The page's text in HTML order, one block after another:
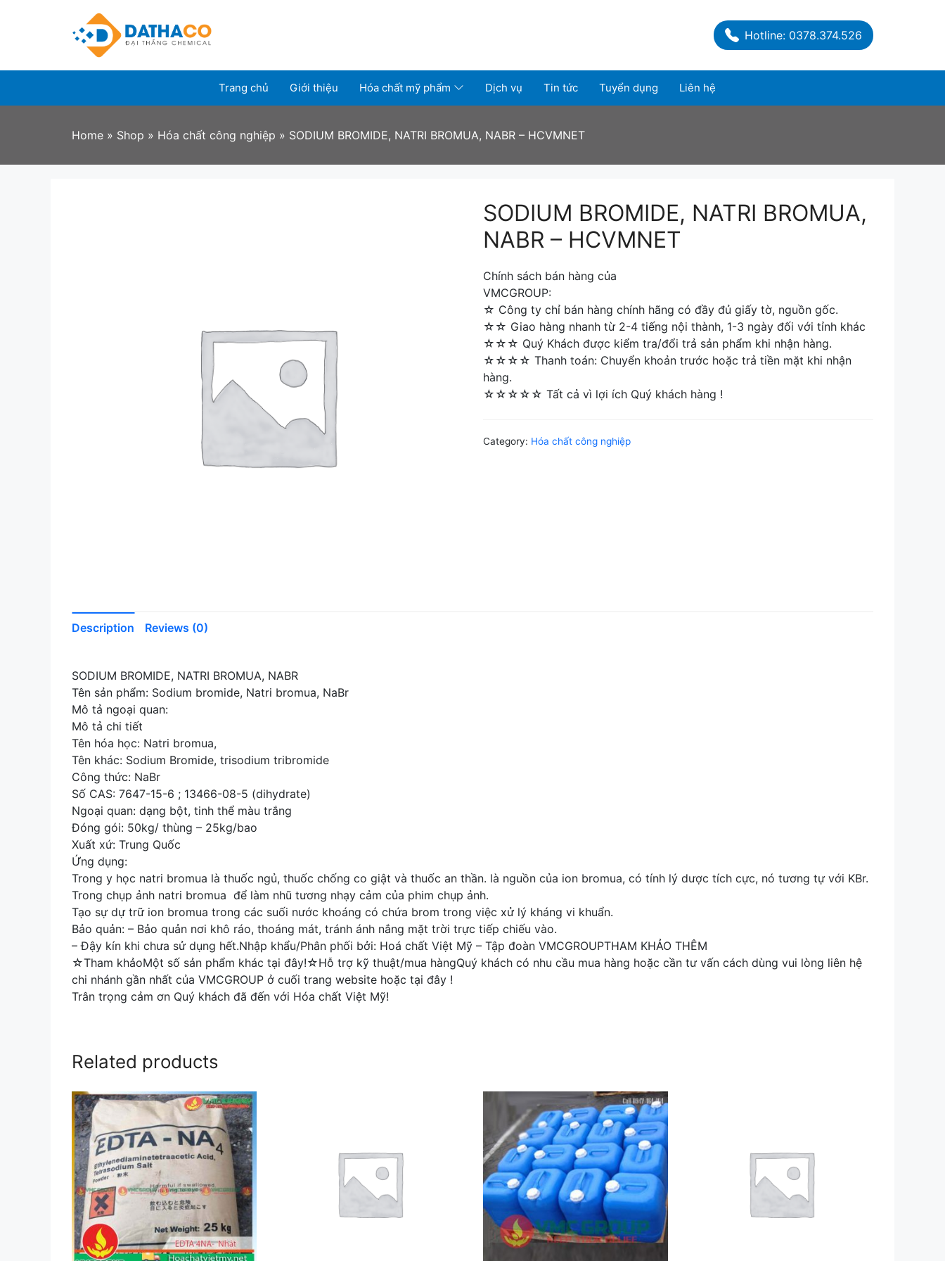
Hotline: 0378.374.526
Trang chủ Giới thiệu Hóa chất mỹ phẩm Dịch vụ Tin tức Tuyển dụng Liên hệ
Home » Shop » Hóa chất công nghiệp » SODIUM BROMIDE, NATRI BROMUA, NABR – HCVMNET
SODIUM BROMIDE, NATRI BROMUA,
NABR – HCVMNET
Chính sách bán hàng của
VMCGROUP:
☆ Công ty chỉ bán hàng chính hãng có đầy đủ giấy tờ, nguồn gốc.
☆☆ Giao hàng nhanh từ 2-4 tiếng nội thành, 1-3 ngày đối với tỉnh khác
☆☆☆ Quý Khách được kiểm tra/đổi trả sản phẩm khi nhận hàng.
☆☆☆☆ Thanh toán: Chuyển khoản trước hoặc trả tiền mặt khi nhận
hàng.
☆☆☆☆☆ Tất cả vì lợi ích Quý khách hàng !
Category: Hóa chất công nghiệp
Description Reviews (0)
SODIUM BROMIDE, NATRI BROMUA, NABR
Tên sản phẩm: Sodium bromide, Natri bromua, NaBr
Mô tả ngoại quan:
Mô tả chi tiết
Tên hóa học: Natri bromua,
Tên khác: Sodium Bromide, trisodium tribromide
Công thức: NaBr
Số CAS: 7647-15-6 ; 13466-08-5 (dihydrate)
Ngoại quan: dạng bột, tinh thể màu trắng
Đóng gói: 50kg/ thùng – 25kg/bao
Xuất xứ: Trung Quốc
Ứng dụng:
Trong y học natri bromua là thuốc ngủ, thuốc chống co giật và thuốc an thần. là nguồn của ion bromua, có tính lý dược tích cực, nó tương tự với KBr.
Trong chụp ảnh natri bromua để làm nhũ tương nhạy cảm của phim chụp ảnh.
Tạo sự dự trữ ion bromua trong các suối nước khoáng có chứa brom trong việc xử lý kháng vi khuẩn.
Bảo quản: – Bảo quản nơi khô ráo, thoáng mát, tránh ánh nắng mặt trời trực tiếp chiếu vào.
– Đậy kín khi chưa sử dụng hết.Nhập khẩu/Phân phối bởi: Hoá chất Việt Mỹ – Tập đoàn VMCGROUPTHAM KHẢO THÊM
☆Tham khảoMột số sản phẩm khác tại đây!☆Hỗ trợ kỹ thuật/mua hàngQuý khách có nhu cầu mua hàng hoặc cần tư vấn cách dùng vui lòng liên hệ
chi nhánh gần nhất của VMCGROUP ở cuối trang website hoặc tại đây !
Trân trọng cảm ơn Quý khách đã đến với Hóa chất Việt Mỹ!
Related products